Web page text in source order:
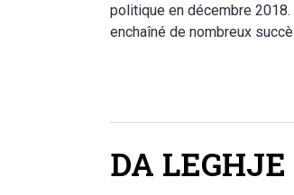
politique en décembre 2018.
enchaîné de nombreux
DA